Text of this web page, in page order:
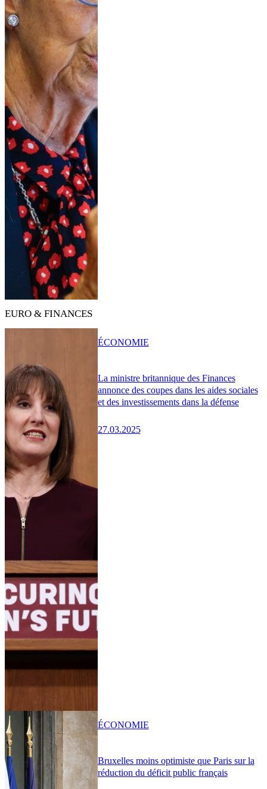
EURO & FINANCES
La ministre britannique des Finances
annonce des coupes dans les aides sociales
et des investissements dans la défense
27.03.2025
ÉCONOMIE
Bruxelles moins optimiste que Paris sur la
réduction du déficit public français
ÉCONOMIE